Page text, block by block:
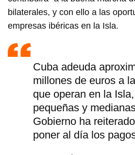
bilaterales, y con ello a las
empresas ibéricas en la Isla.
Cuba adeuda
millones de euros a
que operan en la
pequeñas y
Gobierno ha
poner al día los